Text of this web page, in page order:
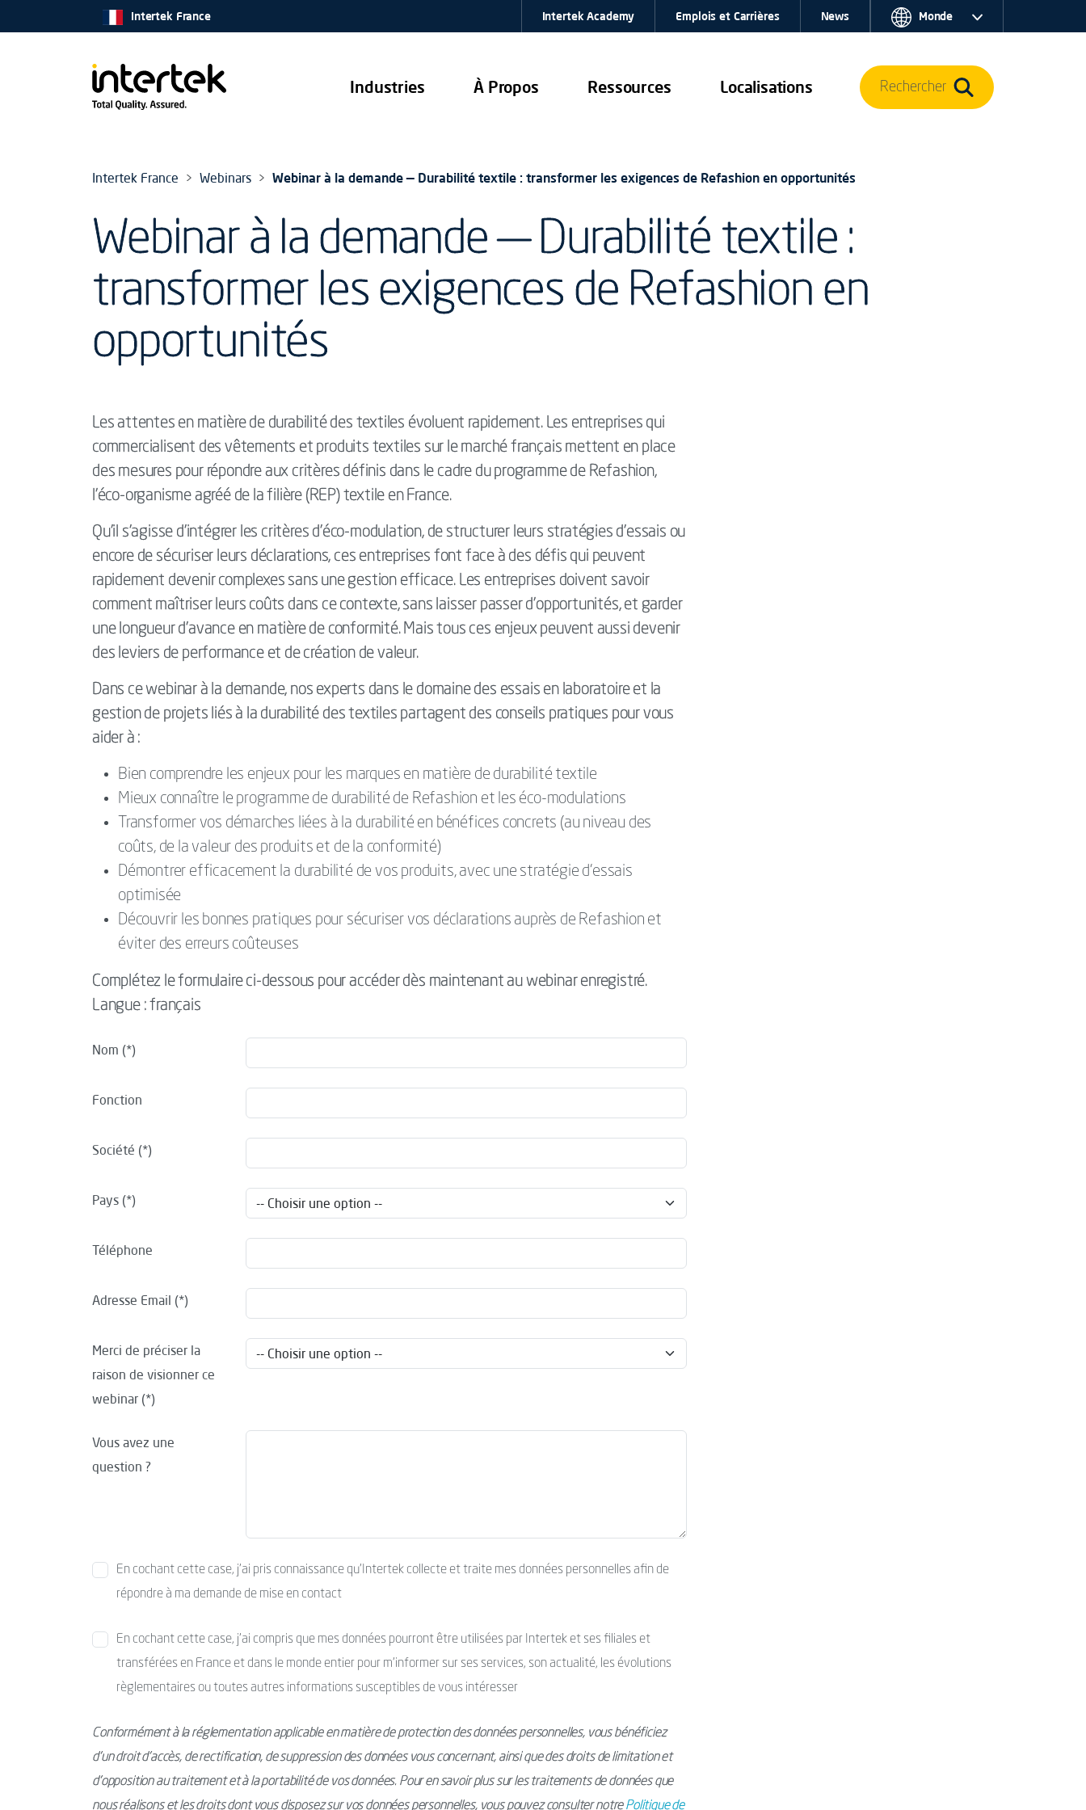
Industries À Propos Ressources Localisations
Intertek France Intertek Academy Emplois et Carrières News Monde
Rechercher
Intertek France Webinars Webinar à la demande — Durabilité textile : transformer les exigences de Refashion en opportunités
Webinar à la demande — Durabilité textile :
transformer les exigences de Refashion en
opportunités
Les attentes en matière de durabilité des textiles évoluent rapidement. Les entreprises qui
commercialisent des vêtements et produits textiles sur le marché français mettent en place
des mesures pour répondre aux critères définis dans le cadre du programme de Refashion,
l’éco-organisme agréé de la filière (REP) textile en France.
Qu’il s’agisse d’intégrer les critères d’éco-modulation, de structurer leurs stratégies d’essais ou
encore de sécuriser leurs déclarations, ces entreprises font face à des défis qui peuvent
rapidement devenir complexes sans une gestion efficace. Les entreprises doivent savoir
comment maîtriser leurs coûts dans ce contexte, sans laisser passer d’opportunités, et garder
une longueur d’avance en matière de conformité. Mais tous ces enjeux peuvent aussi devenir
des leviers de performance et de création de valeur.
Dans ce webinar à la demande, nos experts dans le domaine des essais en laboratoire et la
gestion de projets liés à la durabilité des textiles partagent des conseils pratiques pour vous
aider à :
Bien comprendre les enjeux pour les marques en matière de durabilité textile
Mieux connaître le programme de durabilité de Refashion et les éco-modulations
Transformer vos démarches liées à la durabilité en bénéfices concrets (au niveau des
coûts, de la valeur des produits et de la conformité)
Démontrer efficacement la durabilité de vos produits, avec une stratégie d’essais
optimisée
Découvrir les bonnes pratiques pour sécuriser vos déclarations auprès de Refashion et
éviter des erreurs coûteuses
Complétez le formulaire ci-dessous pour accéder dès maintenant au webinar enregistré.
Langue : français
Nom
Fonction
Société
Pays
Téléphone
Adresse Email
Merci de préciser la
raison de visionner ce
webinar
Vous avez une
question ?
En cochant cette case, j’ai pris connaissance qu’Intertek collecte et traite mes données personnelles afin de
répondre à ma demande de mise en contact
En cochant cette case, j’ai compris que mes données pourront être utilisées par Intertek et ses filiales et
transférées en France et dans le monde entier pour m’informer sur ses services, son actualité, les évolutions
règlementaires ou toutes autres informations susceptibles de vous intéresser
Conformément à la réglementation applicable en matière de protection des données personnelles, vous bénéficiez
d’un droit d’accès, de rectification, de suppression des données vous concernant, ainsi que des droits de limitation et
d’opposition au traitement et à la portabilité de vos données. Pour en savoir plus sur les traitements de données que
nous réalisons et les droits dont vous disposez sur vos données personnelles, vous pouvez consulter notrePolitique de